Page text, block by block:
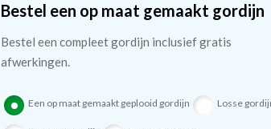
Bestel een op maat gemaakt gordijn
Bestel een compleet gordijn inclusief gratis
afwerkingen.
Een op maat gemaakt geplooid gordijn Losse